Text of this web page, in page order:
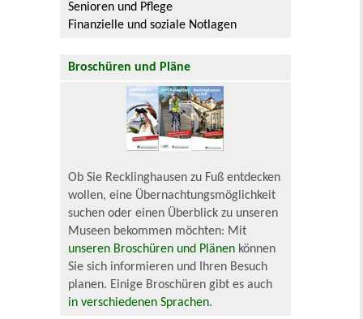
Senioren und Pflege
Finanzielle und soziale Notlagen
Broschüren und Pläne
Ob Sie Recklinghausen zu Fuß entdecken
wollen, eine Übernachtungsmöglichkeit
suchen oder einen Überblick zu unseren
Museen bekommen möchten: Mit
unseren Broschüren und Plänen können
Sie sich informieren und Ihren Besuch
planen. Einige Broschüren gibt es auch
in verschiedenen Sprachen.